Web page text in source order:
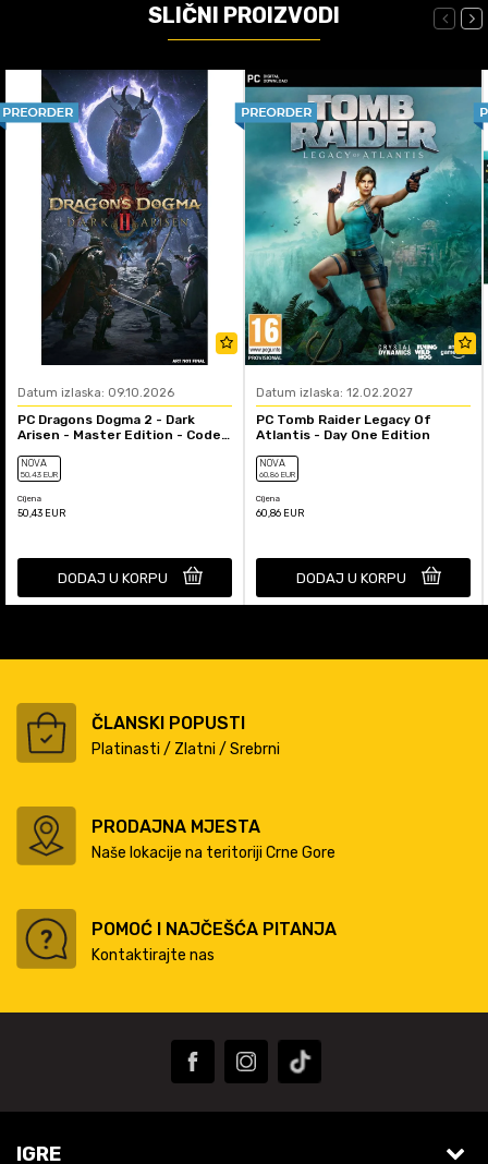
SLIČNI PROIZVODI
Datum izlaska: 09.10.2026
PC Dragons Dogma 2 - Dark
Arisen - Master Edition - Code
NOVA
50,43 EUR
Cijena
50,43 EUR
DODAJ U KORPU
Datum izlaska: 12.02.2027
PC Tomb Raider Legacy Of
Atlantis - Day One Edition
NOVA
60,86 EUR
Cijena
60,86 EUR
DODAJ U KORPU
ČLANSKI POPUSTI
Platinasti / Zlatni / Srebrni
PRODAJNA MJESTA
Naše lokacije na teritoriji Crne Gore
POMOĆ I NAJČEŠĆA PITANJA
Kontaktirajte nas
IGRE